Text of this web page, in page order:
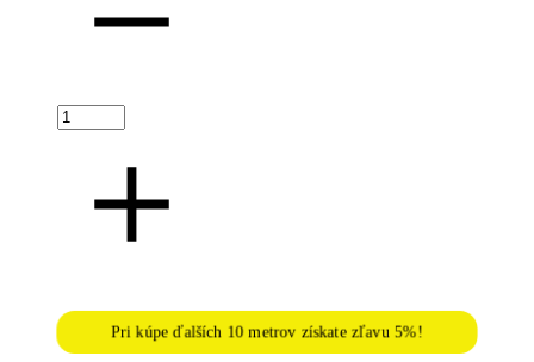
Pri kúpe ďalších 10 metrov získate zľavu 5%!